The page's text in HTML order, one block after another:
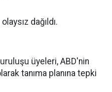
dağıldı.
üyeleri, ABD'nin
tanıma planına tepki